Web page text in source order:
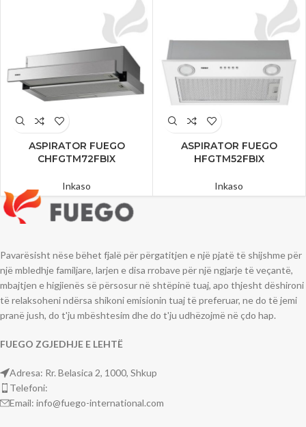
ASPIRATOR FUEGO
CHFGTM72FBIX
Inkaso
ASPIRATOR FUEGO
HFGTM52FBIX
Inkaso
Pavarësisht nëse bëhet fjalë për përgatitjen e një pjatë të shijshme për
një mbledhje familjare, larjen e disa rrobave për një ngjarje të veçantë,
mbajtjen e higjienës së përsosur në shtëpinë tuaj, apo thjesht dëshironi
të relaksoheni ndërsa shikoni emisionin tuaj të preferuar, ne do të jemi
pranë jush, do t'ju mbështesim dhe do t'ju udhëzojmë në çdo hap.
FUEGO ZGJEDHJE E LEHTË
Adresa: Rr. Belasica 2, 1000, Shkup
Telefoni:
Email: info@fuego-international.com